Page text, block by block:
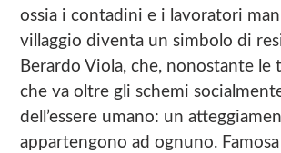
ossia i contadini e i lavoratori
villaggio diventa un simbolo di
Berardo Viola, che, nonostante
che va oltre gli schemi
dell’essere umano: un
appartengono ad ognuno.